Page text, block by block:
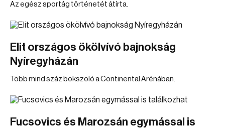
Az egész sportág történetét átírta.
Elit országos ökölvívó bajnokság
Nyíregyházán
Több mind száz bokszoló a Continental Arénában.
Fucsovics és Marozsán egymással is